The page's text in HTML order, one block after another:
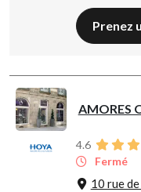
Prenez
AMORES
4.6
Fermé
10 rue